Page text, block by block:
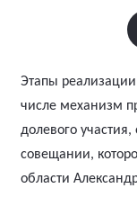
Этапы
числе механизм
долевого
совещании,
области